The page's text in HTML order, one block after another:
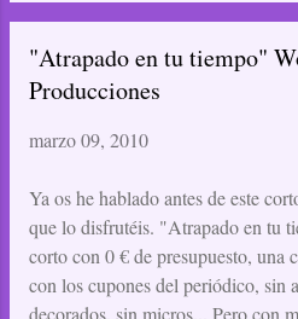
qué hacían ahora
"Atrapado en tu tiempo"
Producciones
marzo 09, 2010
Ya os he hablado antes de este
que lo disfrutéis. "Atrapado en tu
corto con 0 € de presupuesto, una
con los cupones del periódico, sin
decorados, sin micros... Pero con